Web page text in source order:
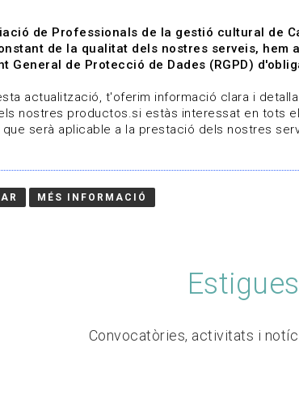
Qui som Línies de treball
Convocatòries, activitats i
de Professionals de la gestió cultural de
de la qualitat dels nostres serveis,
General de Protecció de Dades (RGPD)
actualització, t'oferim informació clara i
nostres productos.si estàs interessat en tots
serà aplicable a la prestació dels nostres
MÉS INFORMACIÓ